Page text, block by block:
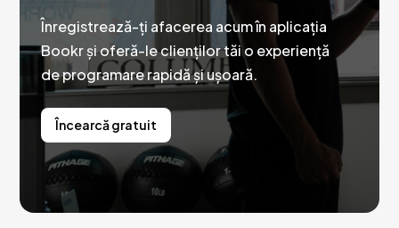
Înregistrează-ți afacerea acum în aplicația
Bookr și oferă-le clienților tăi o experiență
de programare rapidă și ușoară.
Încearcă gratuit